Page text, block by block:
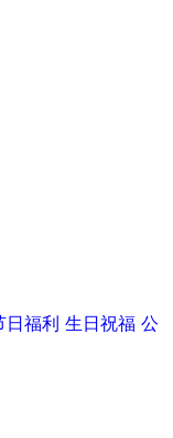
日福利 生日祝福 公